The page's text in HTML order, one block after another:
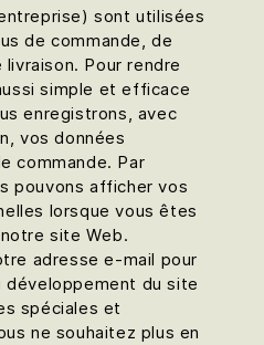
sont utilisées
de commande, de
Pour rendre
simple et efficace
enregistrons, avec
vos données
commande. Par
pouvons afficher vos
lorsque vous êtes
site Web.
adresse e-mail pour
développement du site
spéciales et
ne souhaitez plus en